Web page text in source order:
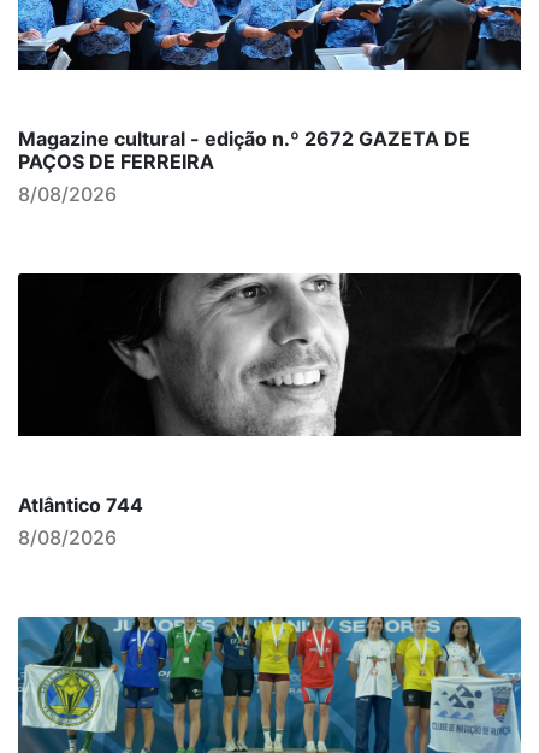
Magazine cultural - edição n.º 2672 GAZETA DE
PAÇOS DE FERREIRA
8/08/2026
Atlântico 744
8/08/2026